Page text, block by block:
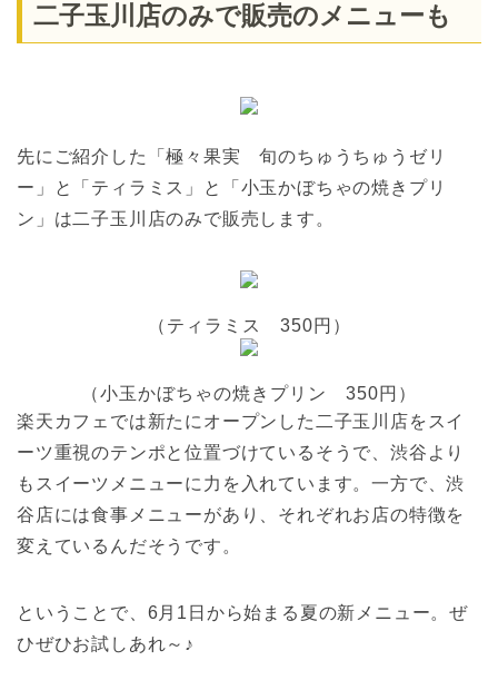
二子玉川店のみで販売のメニューも
先にご紹介した「極々果実 旬のちゅうちゅうゼリ
ー」と「ティラミス」と「小玉かぼちゃの焼きプリ
ン」は二子玉川店のみで販売します。
（ティラミス 350円）
（小玉かぼちゃの焼きプリン 350円）
楽天カフェでは新たにオープンした二子玉川店をスイ
ーツ重視のテンポと位置づけているそうで、渋谷より
もスイーツメニューに力を入れています。一方で、渋
谷店には食事メニューがあり、それぞれお店の特徴を
変えているんだそうです。
ということで、6月1日から始まる夏の新メニュー。ぜ
ひぜひお試しあれ～♪